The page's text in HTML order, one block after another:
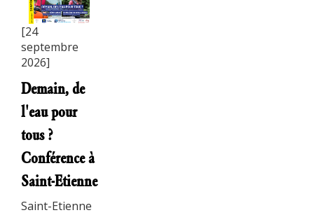
[24
septembre
2026]
Demain, de
l'eau pour
tous ?
Conférence à
Saint-Etienne
Saint-Etienne